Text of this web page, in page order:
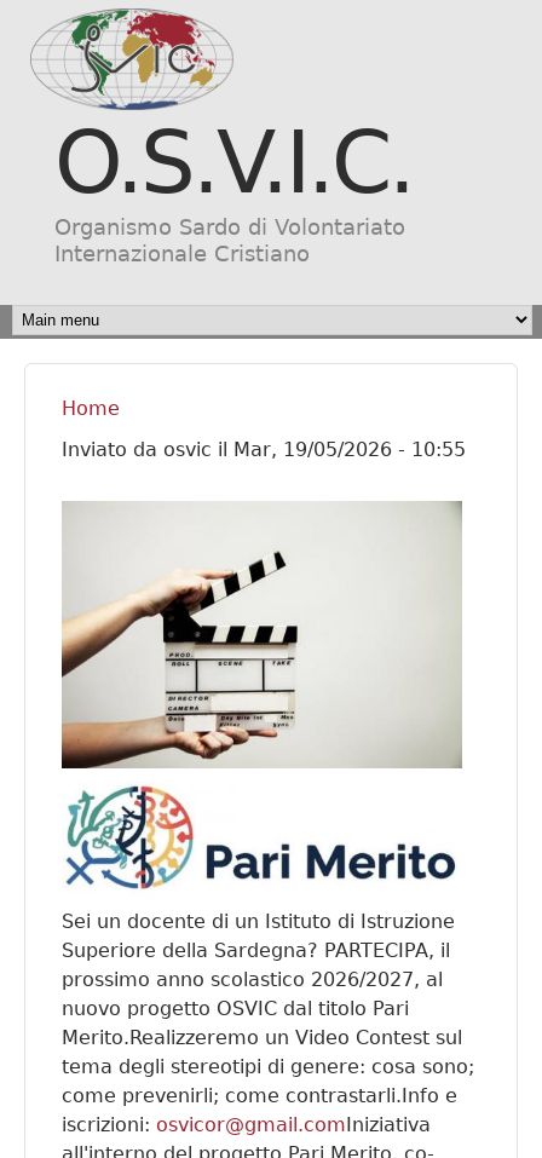
Salta al contenuto
principale
O.S.V.I.C.
Organismo Sardo di Volontariato
Internazionale Cristiano
MAIN MENU
Tu sei qui
Home
Inviato da osvic il Mar, 19/05/2026 - 10:55
Sei un docente di un Istituto di Istruzione
Superiore della Sardegna? PARTECIPA, il
prossimo anno scolastico 2026/2027, al
nuovo progetto OSVIC dal titolo Pari
Merito.Realizzeremo un Video Contest sul
tema degli stereotipi di genere: cosa sono;
come prevenirli; come contrastarli.Info e
iscrizioni: osvicor@gmail.comIniziativa